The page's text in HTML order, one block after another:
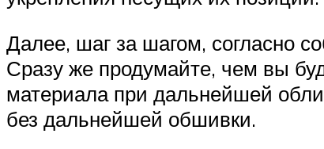
Далее, шаг за шагом, согласно
Сразу же продумайте, чем вы
материала при дальнейшей
без дальнейшей обшивки.